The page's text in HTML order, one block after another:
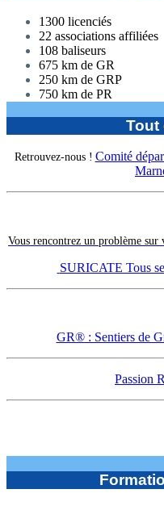
1300 licenciés
22 associations affiliées
108 baliseurs
675 km de GR
250 km de GRP
750 km de PR
Tout
Retrouvez-nous ! Comité
Vous rencontrez un problème
SURICATE Tous
GR® : Sentiers de
Passion